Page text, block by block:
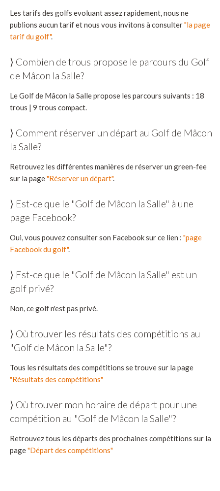
Les tarifs des golfs evoluant assez rapidement, nous ne
publions aucun tarif et nous vous invitons à consulter"la page
tarif du golf".
⟩ Combien de trous propose le parcours du Golf
de Mâcon la Salle?
Le Golf de Mâcon la Salle propose les parcours suivants : 18
trous | 9 trous compact.
⟩ Comment réserver un départ au Golf de Mâcon
la Salle?
Retrouvez les différentes manières de réserver un green-fee
sur la page"Réserver un départ".
⟩ Est-ce que le "Golf de Mâcon la Salle" à une
page Facebook?
Oui, vous pouvez consulter son Facebook sur ce lien : "page
Facebook du golf".
⟩ Est-ce que le "Golf de Mâcon la Salle" est un
golf privé?
Non, ce golf n'est pas privé.
⟩ Où trouver les résultats des compétitions au
"Golf de Mâcon la Salle"?
Tous les résultats des compétitions se trouve sur la page
"Résultats des compétitions"
⟩ Où trouver mon horaire de départ pour une
compétition au "Golf de Mâcon la Salle"?
Retrouvez tous les départs des prochaines compétitions sur la
page"Départ des compétitions"